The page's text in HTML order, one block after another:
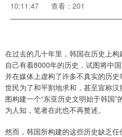
10:11:47
查看：201
在过去的几十年里，韩国在历史上
自己有着8000年的历史，试图将中
并在媒体上虚构了许多不真实的历
世民为了和平割地求和，甚至宣称
图构建一个“东亚历史文明始于韩国
为人知，笔者在此也不再赘述。
然而，韩国所构建的这些历史缺乏